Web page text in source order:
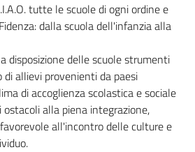
tutte le scuole di ogni ordine e
dalla scuola dell'infanzia alla
disposizione delle scuole strumenti
allievi provenienti da paesi
di accoglienza scolastica e sociale
alla piena integrazione,
all'incontro delle culture e